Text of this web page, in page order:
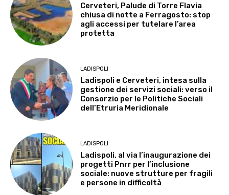
Cerveteri, Palude di Torre Flavia
chiusa di notte a Ferragosto: stop
agli accessi per tutelare l’area
protetta
LADISPOLI
Ladispoli e Cerveteri, intesa sulla
gestione dei servizi sociali: verso il
Consorzio per le Politiche Sociali
dell’Etruria Meridionale
LADISPOLI
Ladispoli, al via l’inaugurazione dei
progetti Pnrr per l’inclusione
sociale: nuove strutture per fragili
e persone in difficoltà